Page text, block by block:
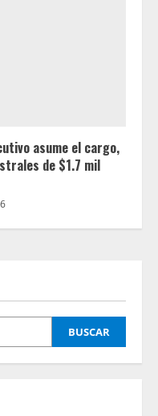
asume el cargo,
de $1.7 mil
BUSCAR